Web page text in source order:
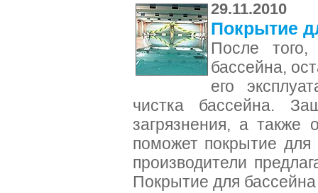
29.11.2010
Покрытие
После того,
бассейна,
его
чистка бассейна.
загрязнения, а также
поможет покрытие для
производители
Покрытие для